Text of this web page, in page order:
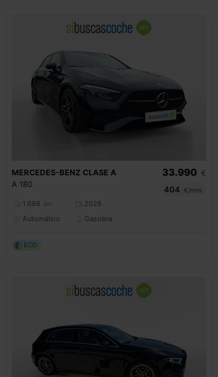
MERCEDES-BENZ CLASE A
A 180
1.686 km
2026
Automático
Gasolina
33.990 €
404
€/mes
ECO